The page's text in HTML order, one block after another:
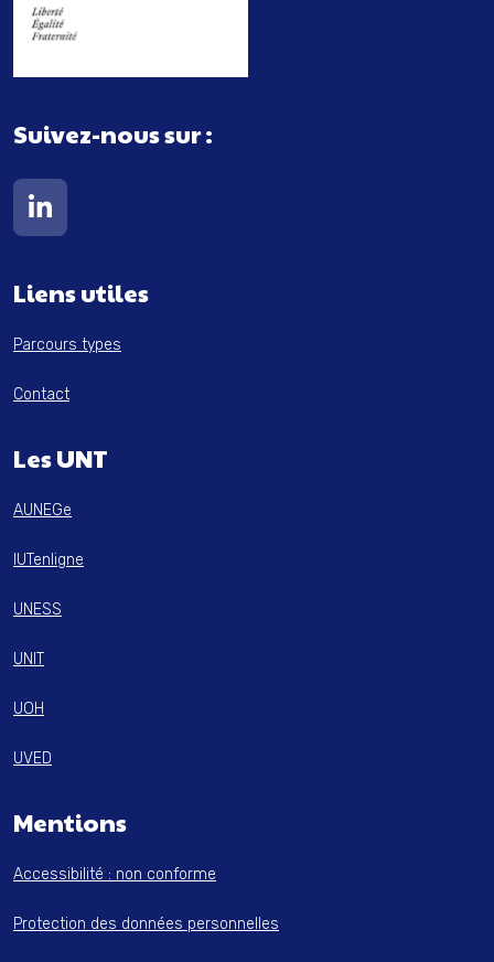
Suivez-nous sur :
Lien vers notre page Linkedin
Liens utiles
Parcours types
Contact
Les UNT
AUNEGe
IUTenligne
UNESS
UNIT
UOH
UVED
Mentions
Accessibilité : non conforme
Protection des données personnelles